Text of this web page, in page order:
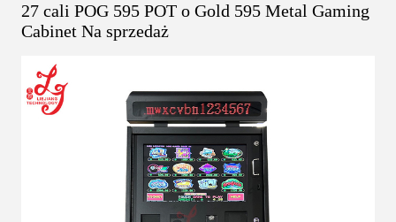
27 cali POG 595 POT o Gold 595 Metal Gaming
Cabinet Na sprzedaż